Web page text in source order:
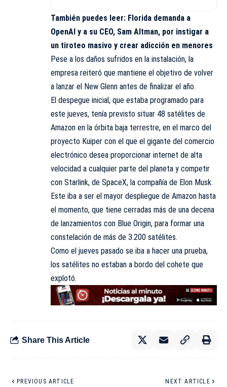
También puedes leer: Florida demanda a
OpenAI y a su CEO, Sam Altman, por instigar a
un tiroteo masivo y crear adicción en menores
Pese a los daños sufridos en la instalación, la
empresa reiteró que mantiene el objetivo de volver
a lanzar el New Glenn antes de finalizar el año.
El despegue inicial, que estaba programado para
este jueves, tenía previsto situar 48 satélites de
Amazon en la órbita baja terrestre, en el marco del
proyecto Kuiper con el que el gigante del comercio
electrónico desea proporcionar internet de alta
velocidad a cualquier parte del planeta y competir
con Starlink, de SpaceX, la compañía de Elon Musk.
Este iba a ser el mayor despliegue de Amazon hasta
el momento, que tiene cerradas más de una decena
de lanzamientos con Blue Origin, para formar una
constelación de más de 3.200 satélites.
Como el jueves pasado se iba a hacer una prueba,
los satélites no estaban a bordo del cohete que
explotó.
Share This Article
PREVIOUS ARTICLE NEXT ARTICLE